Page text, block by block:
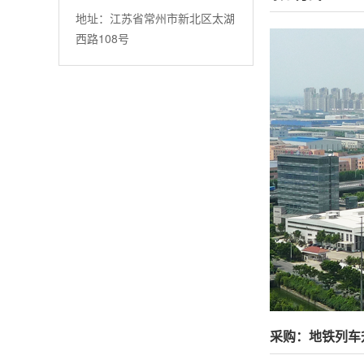
地址：江苏省常州市新北区太湖
西路108号
采购：地铁列